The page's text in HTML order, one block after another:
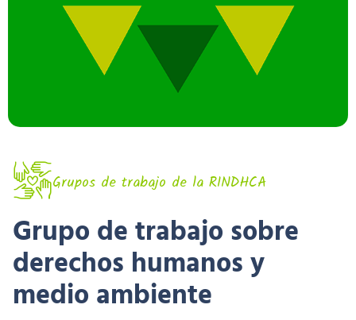
Grupos de trabajo de la RINDHCA
Grupo de trabajo sobre
derechos humanos y
medio ambiente